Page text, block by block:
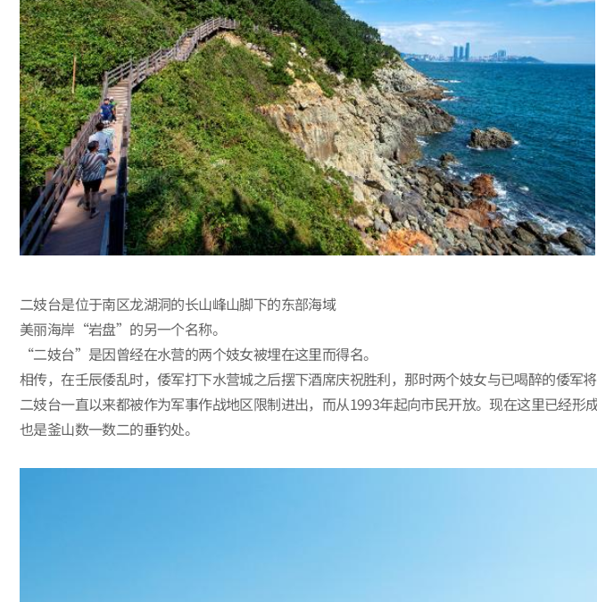
二妓台是位于南区龙湖洞的长山峰山脚下的东部海域
美丽海岸“岩盘”的另一个名称。
“二妓台”是因曾经在水营的两个妓女被埋在这里而得名。
相传，在壬辰倭乱时，倭军打下水营城之后摆下酒席庆祝胜利，那时两个妓女与已喝醉的倭军
二妓台一直以来都被作为军事作战地区限制进出，而从1993年起向市民开放。现在这里已经
也是釜山数一数二的垂钓处。